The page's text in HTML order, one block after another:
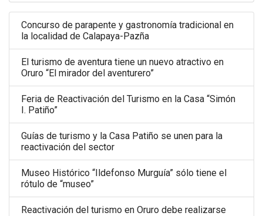
Concurso de parapente y gastronomía tradicional en
la localidad de Calapaya-Pazña
El turismo de aventura tiene un nuevo atractivo en
Oruro “El mirador del aventurero”
Feria de Reactivación del Turismo en la Casa “Simón
I. Patiño”
Guías de turismo y la Casa Patiño se unen para la
reactivación del sector
Museo Histórico “Ildefonso Murguía” sólo tiene el
rótulo de “museo”
Reactivación del turismo en Oruro debe realizarse